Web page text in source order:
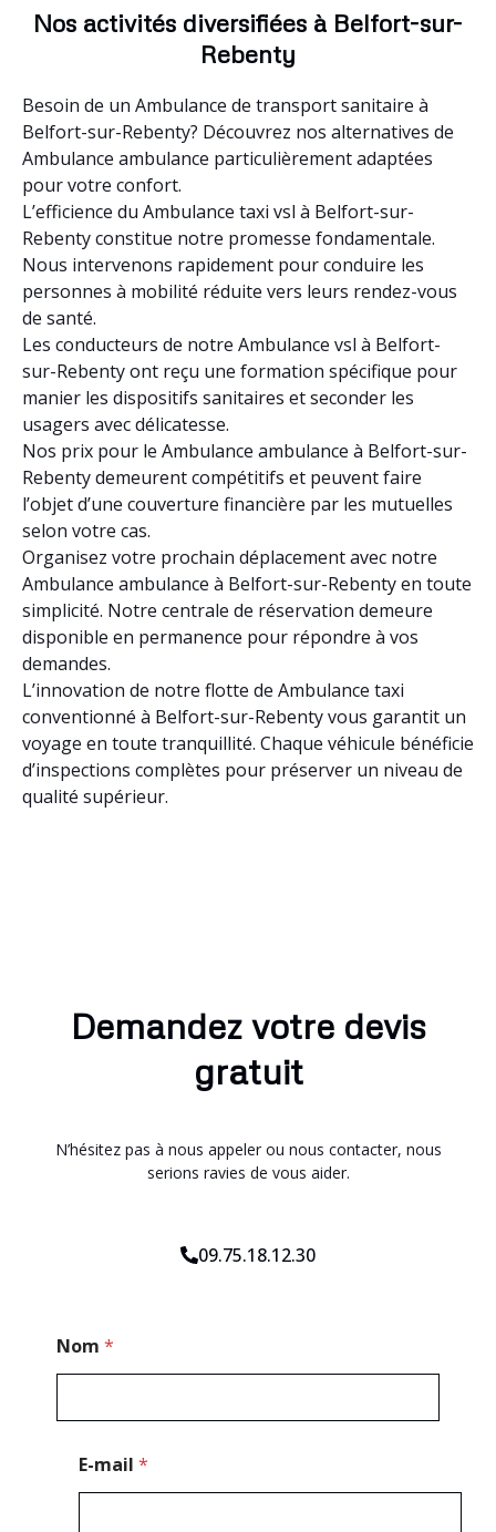
Nos activités diversifiées à Belfort-sur-
Rebenty
Besoin de un Ambulance de transport sanitaire à
Belfort-sur-Rebenty? Découvrez nos alternatives de
Ambulance ambulance particulièrement adaptées
pour votre confort.
L’efficience du Ambulance taxi vsl à Belfort-sur-
Rebenty constitue notre promesse fondamentale.
Nous intervenons rapidement pour conduire les
personnes à mobilité réduite vers leurs rendez-vous
de santé.
Les conducteurs de notre Ambulance vsl à Belfort-
sur-Rebenty ont reçu une formation spécifique pour
manier les dispositifs sanitaires et seconder les
usagers avec délicatesse.
Nos prix pour le Ambulance ambulance à Belfort-sur-
Rebenty demeurent compétitifs et peuvent faire
l’objet d’une couverture financière par les mutuelles
selon votre cas.
Organisez votre prochain déplacement avec notre
Ambulance ambulance à Belfort-sur-Rebenty en toute
simplicité. Notre centrale de réservation demeure
disponible en permanence pour répondre à vos
demandes.
L’innovation de notre flotte de Ambulance taxi
conventionné à Belfort-sur-Rebenty vous garantit un
voyage en toute tranquillité. Chaque véhicule bénéficie
d’inspections complètes pour préserver un niveau de
qualité supérieur.
Demandez votre devis
gratuit
N’hésitez pas à nous appeler ou nous contacter, nous
serions ravies de vous aider.
09.75.18.12.30
Nom *
E-mail *